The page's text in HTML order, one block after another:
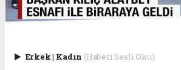
Erkek| Kadın (Haberi Sesli Oku)